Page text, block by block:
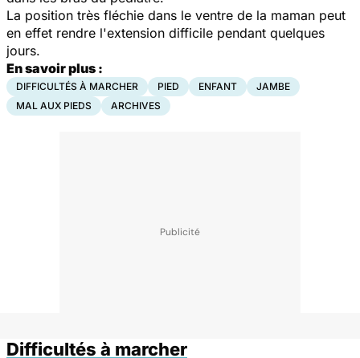
La position très fléchie dans le ventre de la maman peut
en effet rendre l'extension difficile pendant quelques
jours.
En savoir plus :
DIFFICULTÉS À MARCHER PIED ENFANT
JAMBE
MAL AUX PIEDS
ARCHIVES
Difficultés à marcher